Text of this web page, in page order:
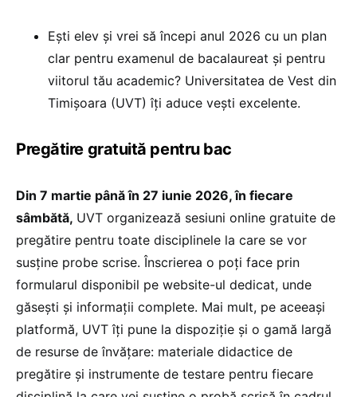
Ești elev și vrei să începi anul 2026 cu un plan
clar pentru examenul de bacalaureat și pentru
viitorul tău academic? Universitatea de Vest din
Timișoara (UVT) îți aduce vești excelente.
Pregătire gratuită pentru bac
Din 7 martie până în 27 iunie 2026, în fiecare
sâmbătă, UVT organizează sesiuni online gratuite de
pregătire pentru toate disciplinele la care se vor
susține probe scrise. Înscrierea o poți face prin
formularul disponibil pe website-ul dedicat, unde
găsești și informații complete. Mai mult, pe aceeași
platformă, UVT îți pune la dispoziție și o gamă largă
de resurse de învățare: materiale didactice de
pregătire și instrumente de testare pentru fiecare